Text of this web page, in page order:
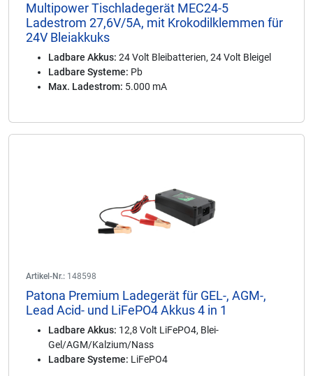
Multipower Tischladegerät MEC24-5
Ladestrom 27,6V/5A, mit Krokodilklemmen für
24V Bleiakkuks
Ladbare Akkus: 24 Volt Bleibatterien, 24 Volt Bleigel
Ladbare Systeme: Pb
Max. Ladestrom: 5.000 mA
Artikel-Nr.: 148598
Patona Premium Ladegerät für GEL-, AGM-,
Lead Acid- und LiFePO4 Akkus 4 in 1
Ladbare Akkus: 12,8 Volt LiFePO4, Blei-
Gel/AGM/Kalzium/Nass
Ladbare Systeme: LiFePO4